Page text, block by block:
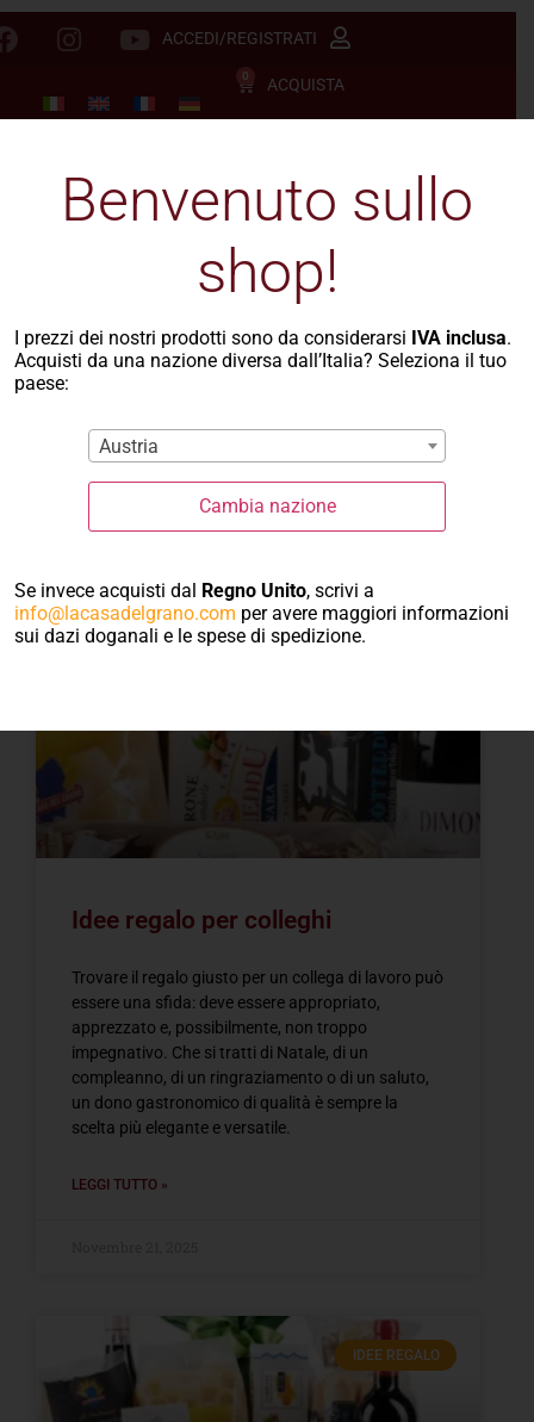
ACCEDI/REGISTRATI
0 ACQUISTA
Idee regalo per colleghi
Trovare il regalo giusto per un collega di lavoro può
essere una sfida: deve essere appropriato,
apprezzato e, possibilmente, non troppo
impegnativo. Che si tratti di Natale, di un
compleanno, di un ringraziamento o di un saluto,
un dono gastronomico di qualità è sempre la
scelta più elegante e versatile.
LEGGI TUTTO »
IDEE REGALO
Benvenuto sullo
shop!
I prezzi dei nostri prodotti sono da considerarsi IVA inclusa.
Acquisti da una nazione diversa dall’Italia? Seleziona il tuo
paese:
Austria
Cambia nazione
Se invece acquisti dal Regno Unito, scrivi a
info@lacasadelgrano.com per avere maggiori informazioni
sui dazi doganali e le spese di spedizione.